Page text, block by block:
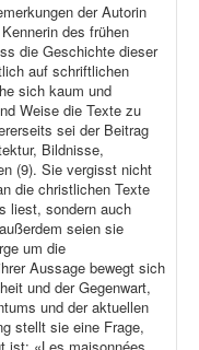
der Autorin
des frühen
die Geschichte dieser
auf schriftlichen
sich kaum und
Weise die Texte zu
sei der Beitrag
Bildnisse,
(9). Sie vergisst nicht
die christlichen Texte
liest, sondern auch
seien sie
um die
Aussage bewegt sich
und der Gegenwart,
und der aktuellen
stellt sie eine Frage,